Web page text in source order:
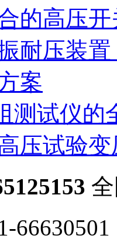
的高压
耐压装
案
测试仪的
压试验
66630501